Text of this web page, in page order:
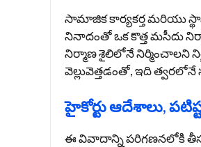
సామాజిక కార్యకర్త మరియు
నినాదంతో ఒక కొత్త మసీదు
నిర్మాణ శైలిలోనే నిర్మించాలని
వెల్లువెత్తడంతో, ఇది
హైకోర్టు ఆదేశాలు,
ఈ వివాదాన్ని పరిగణనలోకి